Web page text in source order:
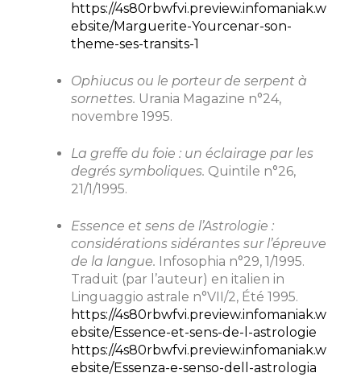
https://4s80rbwfvi.preview.infomaniak.w
ebsite/Marguerite-Yourcenar-son-
theme-ses-transits-1
Ophiucus ou le porteur de serpent à
sornettes. Urania Magazine n°24,
novembre 1995.
La greffe du foie : un éclairage par les
degrés symboliques. Quintile n°26,
21/1/1995.
Essence et sens de l’Astrologie :
considérations sidérantes sur l’épreuve
de la langue. Infosophia n°29, 1/1995.
Traduit (par l’auteur) en italien in
Linguaggio astrale n°VII/2, Été 1995.
https://4s80rbwfvi.preview.infomaniak.w
ebsite/Essence-et-sens-de-l-astrologie
https://4s80rbwfvi.preview.infomaniak.w
ebsite/Essenza-e-senso-dell-astrologia